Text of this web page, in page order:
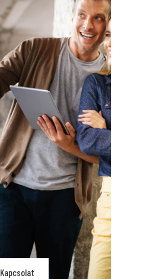
Kapcsolat